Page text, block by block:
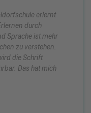
erlernt
durch
Sprache ist mehr
zu verstehen.
die Schrift
Das hat mich